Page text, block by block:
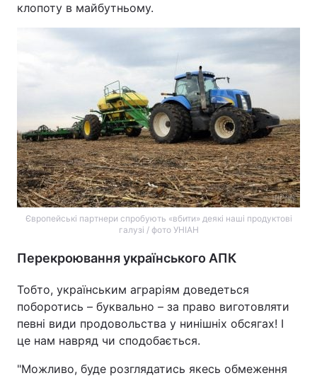
клопоту в майбутньому.
Європейські партнери спробують «вбити» деякі наші продуктові
галузі / фото УНІАН
Перекроювання українського АПК
Тобто, українським аграріям доведеться
поборотись – буквально – за право виготовляти
певні види продовольства у нинішніх обсягах! І
це нам навряд чи сподобається.
"Можливо, буде розглядатись якесь обмеження